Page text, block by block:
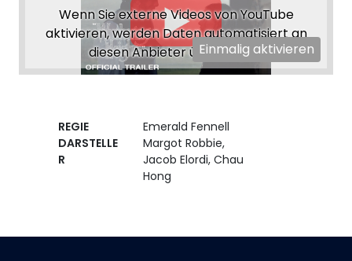
Wenn Sie externe Videos von YouTube
aktivieren, werden Daten automatisiert an
diesen Anbieter übertragen.
Einmalig aktivieren
REGIE
Emerald Fennell
DARSTELLE
R
Margot Robbie,
Jacob Elordi, Chau
Hong